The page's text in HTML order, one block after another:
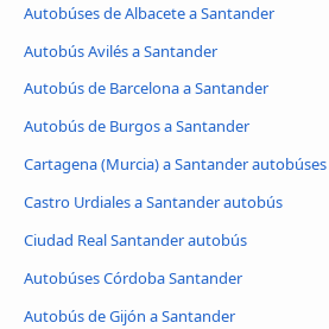
Autobúses de Albacete a Santander
Autobús Avilés a Santander
Autobús de Barcelona a Santander
Autobús de Burgos a Santander
Cartagena (Murcia) a Santander autobúses
Castro Urdiales a Santander autobús
Ciudad Real Santander autobús
Autobúses Córdoba Santander
Autobús de Gijón a Santander